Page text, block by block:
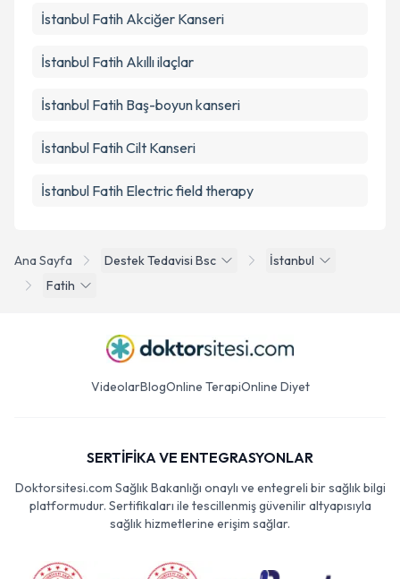
Ana Sayfa Destek Tedavisi Bsc
İstanbul
Fatih
İstanbul Fatih Akciğer Kanseri
İstanbul Fatih Akıllı ilaçlar
İstanbul Fatih Baş-boyun kanseri
İstanbul Fatih Cilt Kanseri
İstanbul Fatih Electric field therapy
VideolarBlogOnline TerapiOnline Diyet
SERTİFİKA VE ENTEGRASYONLAR
Doktorsitesi.com Sağlık Bakanlığı onaylı ve entegreli bir sağlık bilgi
platformudur. Sertifikaları ile tescillenmiş güvenilir altyapısıyla
sağlık hizmetlerine erişim sağlar.